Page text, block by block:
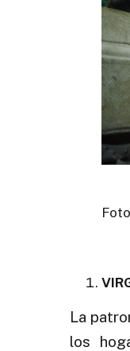
La
los